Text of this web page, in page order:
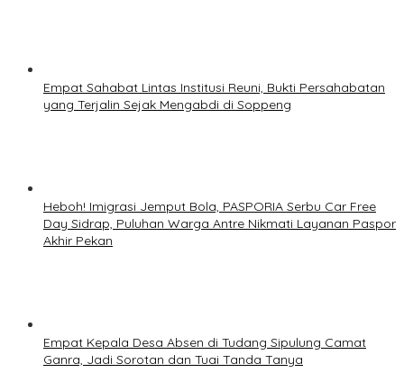
Empat Sahabat Lintas Institusi Reuni, Bukti Persahabatan
yang Terjalin Sejak Mengabdi di Soppeng
Heboh! Imigrasi Jemput Bola, PASPORIA Serbu Car Free
Day Sidrap, Puluhan Warga Antre Nikmati Layanan Paspor
Akhir Pekan
Empat Kepala Desa Absen di Tudang Sipulung Camat
Ganra, Jadi Sorotan dan Tuai Tanda Tanya